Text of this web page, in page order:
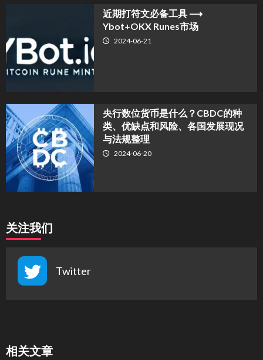
近期打符文必备工具 ⟶
Ybot+OKX Runes市场
2024-06-21
央行数位货币是什么？CBDC的种
类、优缺点和风险、各国发展现况
与法规整理
2024-06-20
关注我们
Twitter
相关文章